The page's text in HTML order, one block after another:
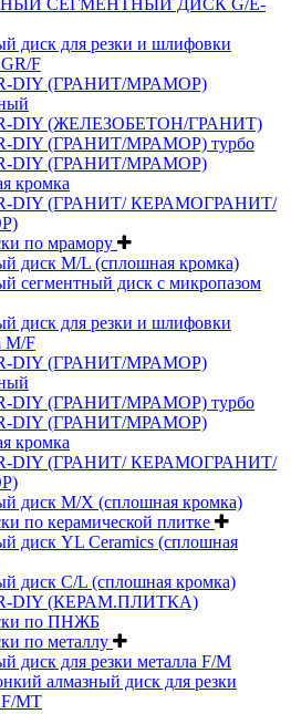
диск для резки и шлифовки
F
DIY (ГРАНИТ/МРАМОР)
DIY (ЖЕЛЕЗОБЕТОН/ГРАНИТ)
DIY (ГРАНИТ/МРАМОР) турбо
DIY (ГРАНИТ/МРАМОР)
кромка
DIY (ГРАНИТ/ КЕРАМОГРАНИТ/
по мрамору
диск M/L (сплошная кромка)
сегментный диск с микропазом
диск для резки и шлифовки
M/F
DIY (ГРАНИТ/МРАМОР)
DIY (ГРАНИТ/МРАМОР) турбо
DIY (ГРАНИТ/МРАМОР)
кромка
DIY (ГРАНИТ/ КЕРАМОГРАНИТ/
диск M/X (сплошная кромка)
по керамической плитке
диск YL Ceramics (сплошная
диск C/L (сплошная кромка)
DIY (КЕРАМ.ПЛИТКА)
по ПНЖБ
по металлу
диск для резки металла F/M
алмазный диск для резки
F/MT